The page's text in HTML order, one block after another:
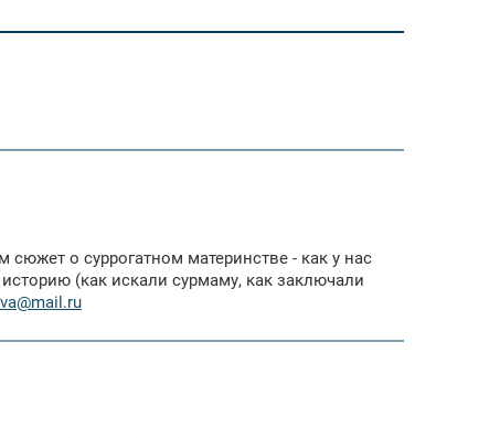
о суррогатном материнстве - как у нас
(как искали сурмаму, как заключали